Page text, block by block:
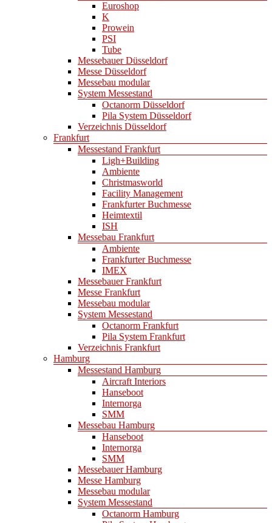
Euroshop
K
Prowein
PSI
Tube
Messebauer Düsseldorf
Messe Düsseldorf
Messebau modular
System Messestand
Octanorm Düsseldorf
Pila System Düsseldorf
Verzeichnis Düsseldorf
Frankfurt
Messestand Frankfurt
Ligh+Building
Ambiente
Christmasworld
Facility Management
Frankfurter Buchmesse
Heimtextil
ISH
Messebau Frankfurt
Ambiente
Frankfurter Buchmesse
IMEX
Messebauer Frankfurt
Messe Frankfurt
Messebau modular
System Messestand
Octanorm Frankfurt
Pila System Frankfurt
Verzeichnis Frankfurt
Hamburg
Messestand Hamburg
Aircraft Interiors
Hanseboot
Internorga
SMM
Messebau Hamburg
Hanseboot
Internorga
SMM
Messebauer Hamburg
Messe Hamburg
Messebau modular
System Messestand
Octanorm Hamburg